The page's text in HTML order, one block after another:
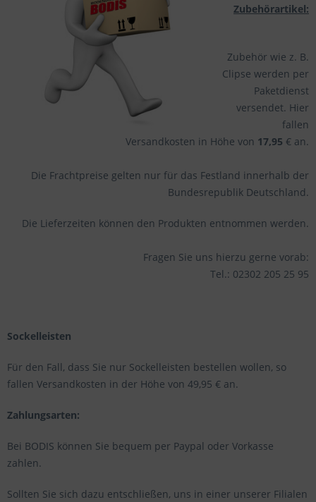
Zubehörartikel:
Zubehör wie z. B.
Clipse werden per
Paketdienst
versendet. Hier
fallen
Versandkosten in Höhe von 17,95 € an.
Die Frachtpreise gelten nur für das Festland innerhalb der
Bundesrepublik Deutschland.
Die Lieferzeiten können den Produkten entnommen werden.
Fragen Sie uns hierzu gerne vorab:
Tel.: 02302 205 25 95
Sockelleisten
Für den Fall, dass Sie nur Sockelleisten bestellen wollen, so
fallen Versandkosten in der Höhe von 49,95 € an.
Zahlungsarten:
Bei BODIS können Sie bequem per Paypal oder Vorkasse
zahlen.
Sollten Sie sich dazu entschließen, uns in einer unserer Filialen